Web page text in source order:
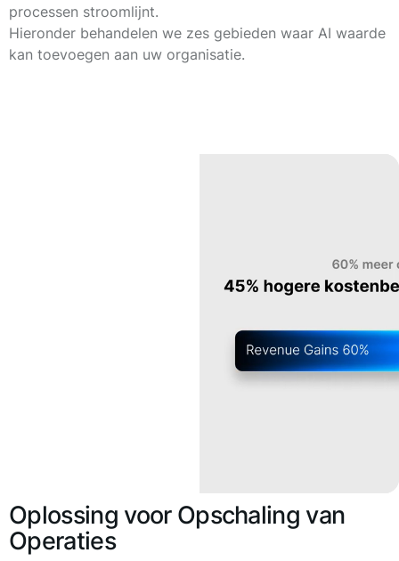
processen stroomlijnt.
Hieronder behandelen we zes gebieden waar AI waarde
kan toevoegen aan uw organisatie.
Oplossing voor Opschaling van
Operaties